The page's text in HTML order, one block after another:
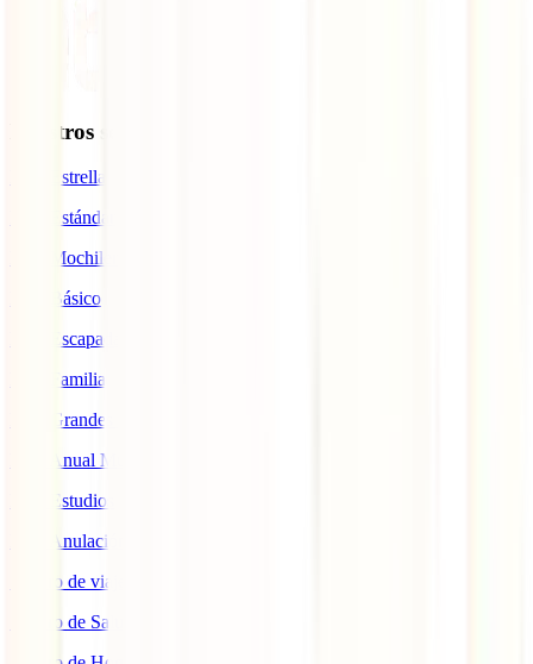
Nuestros seguros
IATI Estrella
IATI Estándar
IATI Mochilero
IATI Básico
IATI Escapadas
IATI Familia
IATI Grandes Viajeros
IATI Anual Multiviaje
IATI Estudios
IATI Anulación Premium
Seguro de viaje COVID
Seguro de Salud